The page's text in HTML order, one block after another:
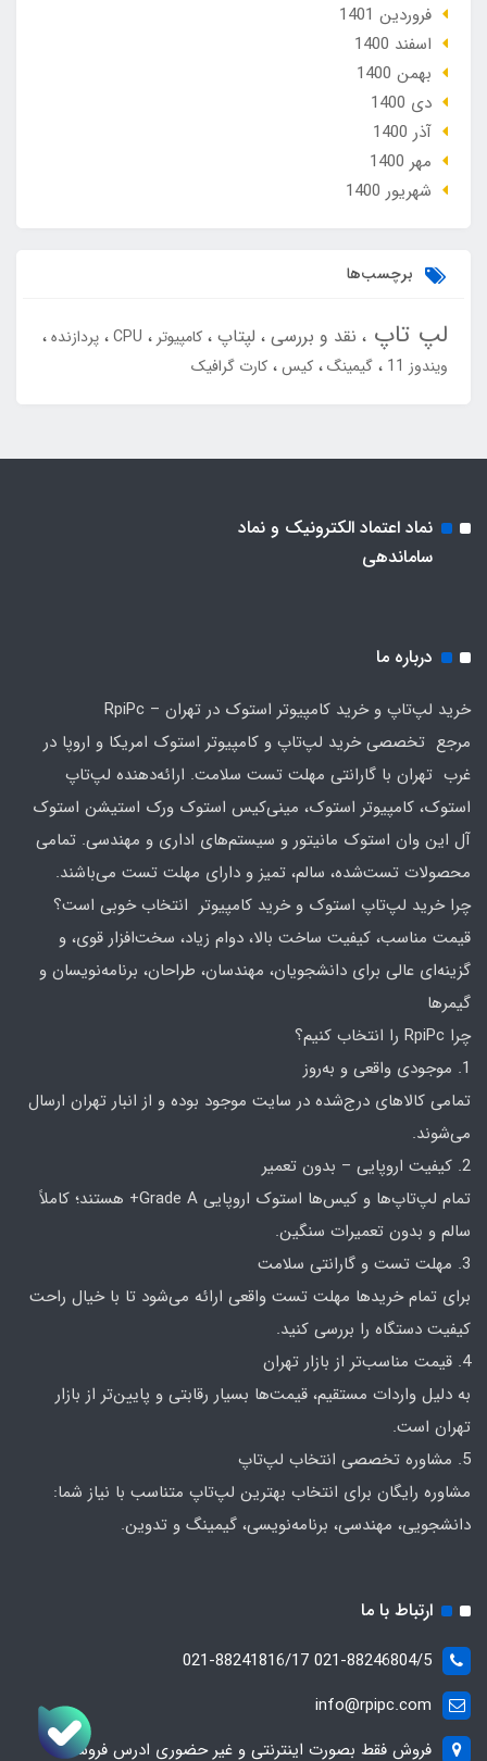
فروردین 1401
اسفند 1400
بهمن 1400
دی 1400
آذر 1400
مهر 1400
شهریور 1400
برچسب‌ها
لپ تاپ نقد و بررسی لپتاپ کامپیوتر CPU پردازنده
ویندوز 11
گیمینگ کیس کارت گرافیک
نماد اعتماد الکترونیک و نماد
ساماندهی
درباره ما
خرید لپ‌تاپ و خرید کامپیوتر استوک در تهران – RpiPc
مرجع تخصصی خرید لپ‌تاپ و کامپیوتر استوک امریکا و اروپا در
غرب تهران با گارانتی مهلت تست سلامت. ارائه‌دهنده لپ‌تاپ
استوک، کامپیوتر استوک، مینی‌کیس استوک ورک استیشن استوک
آل این وان استوک مانیتور و سیستم‌های اداری و مهندسی. تمامی
محصولات تست‌شده، سالم، تمیز و دارای مهلت تست می‌باشند.
چرا خرید لپ‌تاپ استوک و خرید کامپیوتر انتخاب خوبی است؟
قیمت مناسب، کیفیت ساخت بالا، دوام زیاد، سخت‌افزار قوی، و
گزینه‌ای عالی برای دانشجویان، مهندسان، طراحان، برنامه‌نویسان و
گیمرها
چرا RpiPc را انتخاب کنیم؟
1. موجودی واقعی و به‌روز
تمامی کالاهای درج‌شده در سایت موجود بوده و از انبار تهران ارسال
می‌شوند.
2. کیفیت اروپایی – بدون تعمیر
تمام لپ‌تاپ‌ها و کیس‌ها استوک اروپایی Grade A+ هستند؛ کاملاً
سالم و بدون تعمیرات سنگین.
3. مهلت تست و گارانتی سلامت
برای تمام خریدها مهلت تست واقعی ارائه می‌شود تا با خیال راحت
کیفیت دستگاه را بررسی کنید.
4. قیمت مناسب‌تر از بازار تهران
به دلیل واردات مستقیم، قیمت‌ها بسیار رقابتی و پایین‌تر از بازار
تهران است.
5. مشاوره تخصصی انتخاب لپ‌تاپ
مشاوره رایگان برای انتخاب بهترین لپ‌تاپ متناسب با نیاز شما:
دانشجویی، مهندسی، برنامه‌نویسی، گیمینگ و تدوین.
ارتباط با ما
021-88246804/5 021-88241816/17
info@rpipc.com
فروش فقط بصورت اینترنتی و غیر حضوری ادرس فروشگاه